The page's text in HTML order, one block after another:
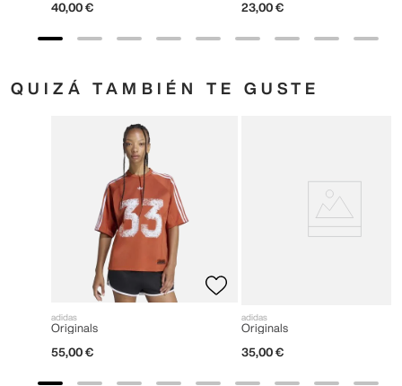
40,00 € 23,00 €
QUIZÁ TAMBIÉN TE GUSTE
adidas
Originals
55,00 €
adidas
Originals
35,00 €